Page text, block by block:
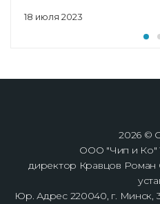
18 июля 2023
2026 ©
ООО "Чип и Ко"
директор Кравцов Роман
Юр. Адрес 220040, г. Минск,